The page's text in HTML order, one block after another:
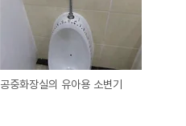
공중화장실의 유아용 소변기